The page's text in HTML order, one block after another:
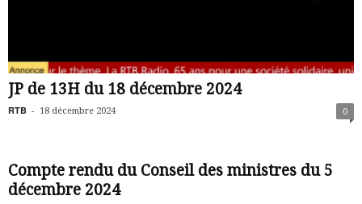
JP de 13H du 18 décembre 2024
RTB - 18 décembre 2024 0
Compte rendu du Conseil des ministres du 5
décembre 2024